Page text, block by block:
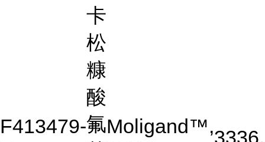
卡
松
F413479-
糠
酸
氟Moligand™,